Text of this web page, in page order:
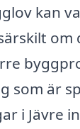
kan
om
som är
i Jävre